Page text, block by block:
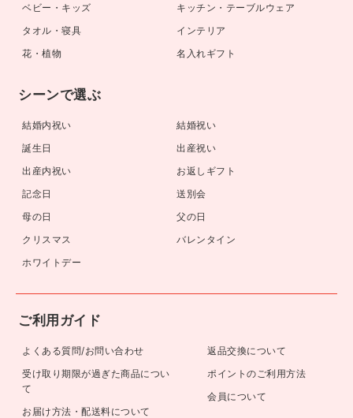
ベビー・キッズ
キッチン・テーブルウェア
タオル・寝具
インテリア
花・植物
名入れギフト
シーンで選ぶ
結婚内祝い
結婚祝い
誕生日
出産祝い
出産内祝い
お返しギフト
記念日
送別会
母の日
父の日
クリスマス
バレンタイン
ホワイトデー
ご利用ガイド
よくある質問/お問い合わせ
受け取り期限が過ぎた商品につい
て
お届け方法・配送料について
返品交換について
ポイントのご利用方法
会員について